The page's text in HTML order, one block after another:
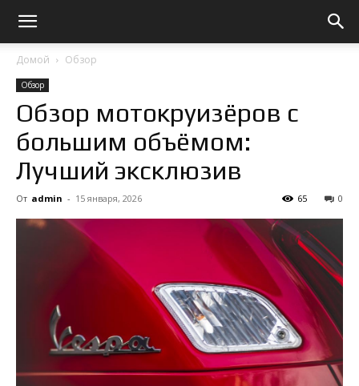
Домой Обзор
Обзор
Обзор мотокруизёров с
большим объёмом:
Лучший эксклюзив
От admin - 15 января, 2026 0
65